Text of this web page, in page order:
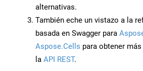
alternativas.
También eche un vistazo a la
basada en Swagger para
Aspose.Cells para obtener
la API REST.